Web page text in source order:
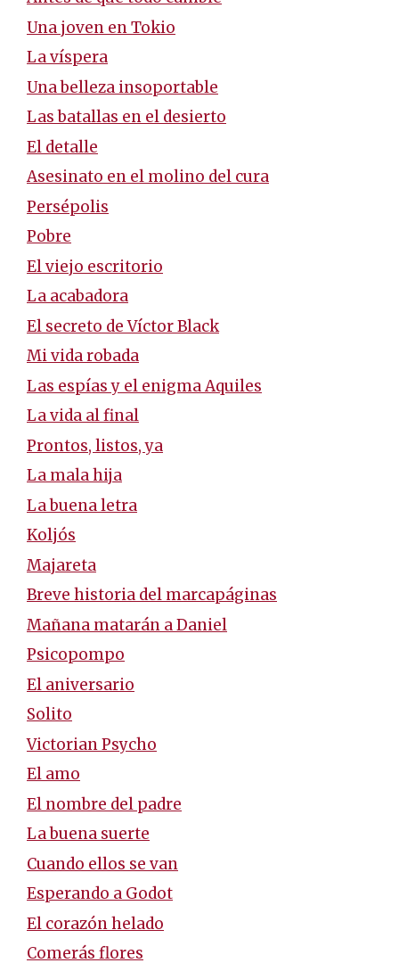
Una joven en Tokio
La víspera
Una belleza insoportable
Las batallas en el desierto
El detalle
Asesinato en el molino del cura
Persépolis
Pobre
El viejo escritorio
La acabadora
El secreto de Víctor Black
Mi vida robada
Las espías y el enigma Aquiles
La vida al final
Prontos, listos, ya
La mala hija
La buena letra
Koljós
Majareta
Breve historia del marcapáginas
Mañana matarán a Daniel
Psicopompo
El aniversario
Solito
Victorian Psycho
El amo
El nombre del padre
La buena suerte
Cuando ellos se van
Esperando a Godot
El corazón helado
Comerás flores